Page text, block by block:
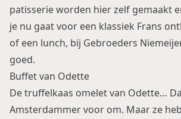
patisserie worden hier zelf gemaakt
je nu gaat voor een klassiek Frans
of een lunch, bij Gebroeders
goed.
Buffet van Odette
De truffelkaas omelet van Odette…
Amsterdammer voor om. Maar ze